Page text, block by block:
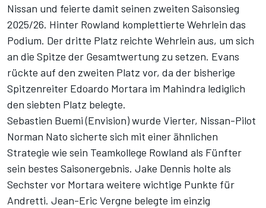
Nissan und feierte damit seinen zweiten Saisonsieg
2025/26. Hinter Rowland komplettierte Wehrlein das
Podium. Der dritte Platz reichte Wehrlein aus, um sich
an die Spitze der Gesamtwertung zu setzen. Evans
rückte auf den zweiten Platz vor, da der bisherige
Spitzenreiter Edoardo Mortara im Mahindra lediglich
den siebten Platz belegte.
Sebastien Buemi (Envision) wurde Vierter, Nissan-Pilot
Norman Nato sicherte sich mit einer ähnlichen
Strategie wie sein Teamkollege Rowland als Fünfter
sein bestes Saisonergebnis. Jake Dennis holte als
Sechster vor Mortara weitere wichtige Punkte für
Andretti. Jean-Eric Vergne belegte im einzig